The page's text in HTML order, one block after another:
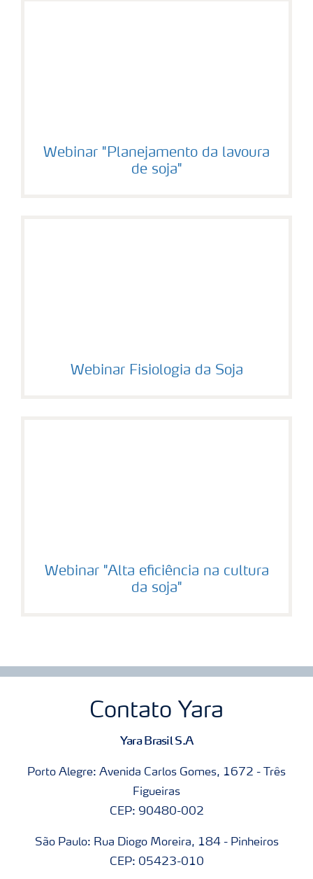
Webinar "Planejamento da lavoura
de soja"
Webinar Fisiologia da Soja
Webinar "Alta eficiência na cultura
da soja"
Contato Yara
Yara Brasil S.A
Porto Alegre: Avenida Carlos Gomes, 1672 - Três
Figueiras
CEP: 90480-002
São Paulo: Rua Diogo Moreira, 184 - Pinheiros
CEP: 05423-010